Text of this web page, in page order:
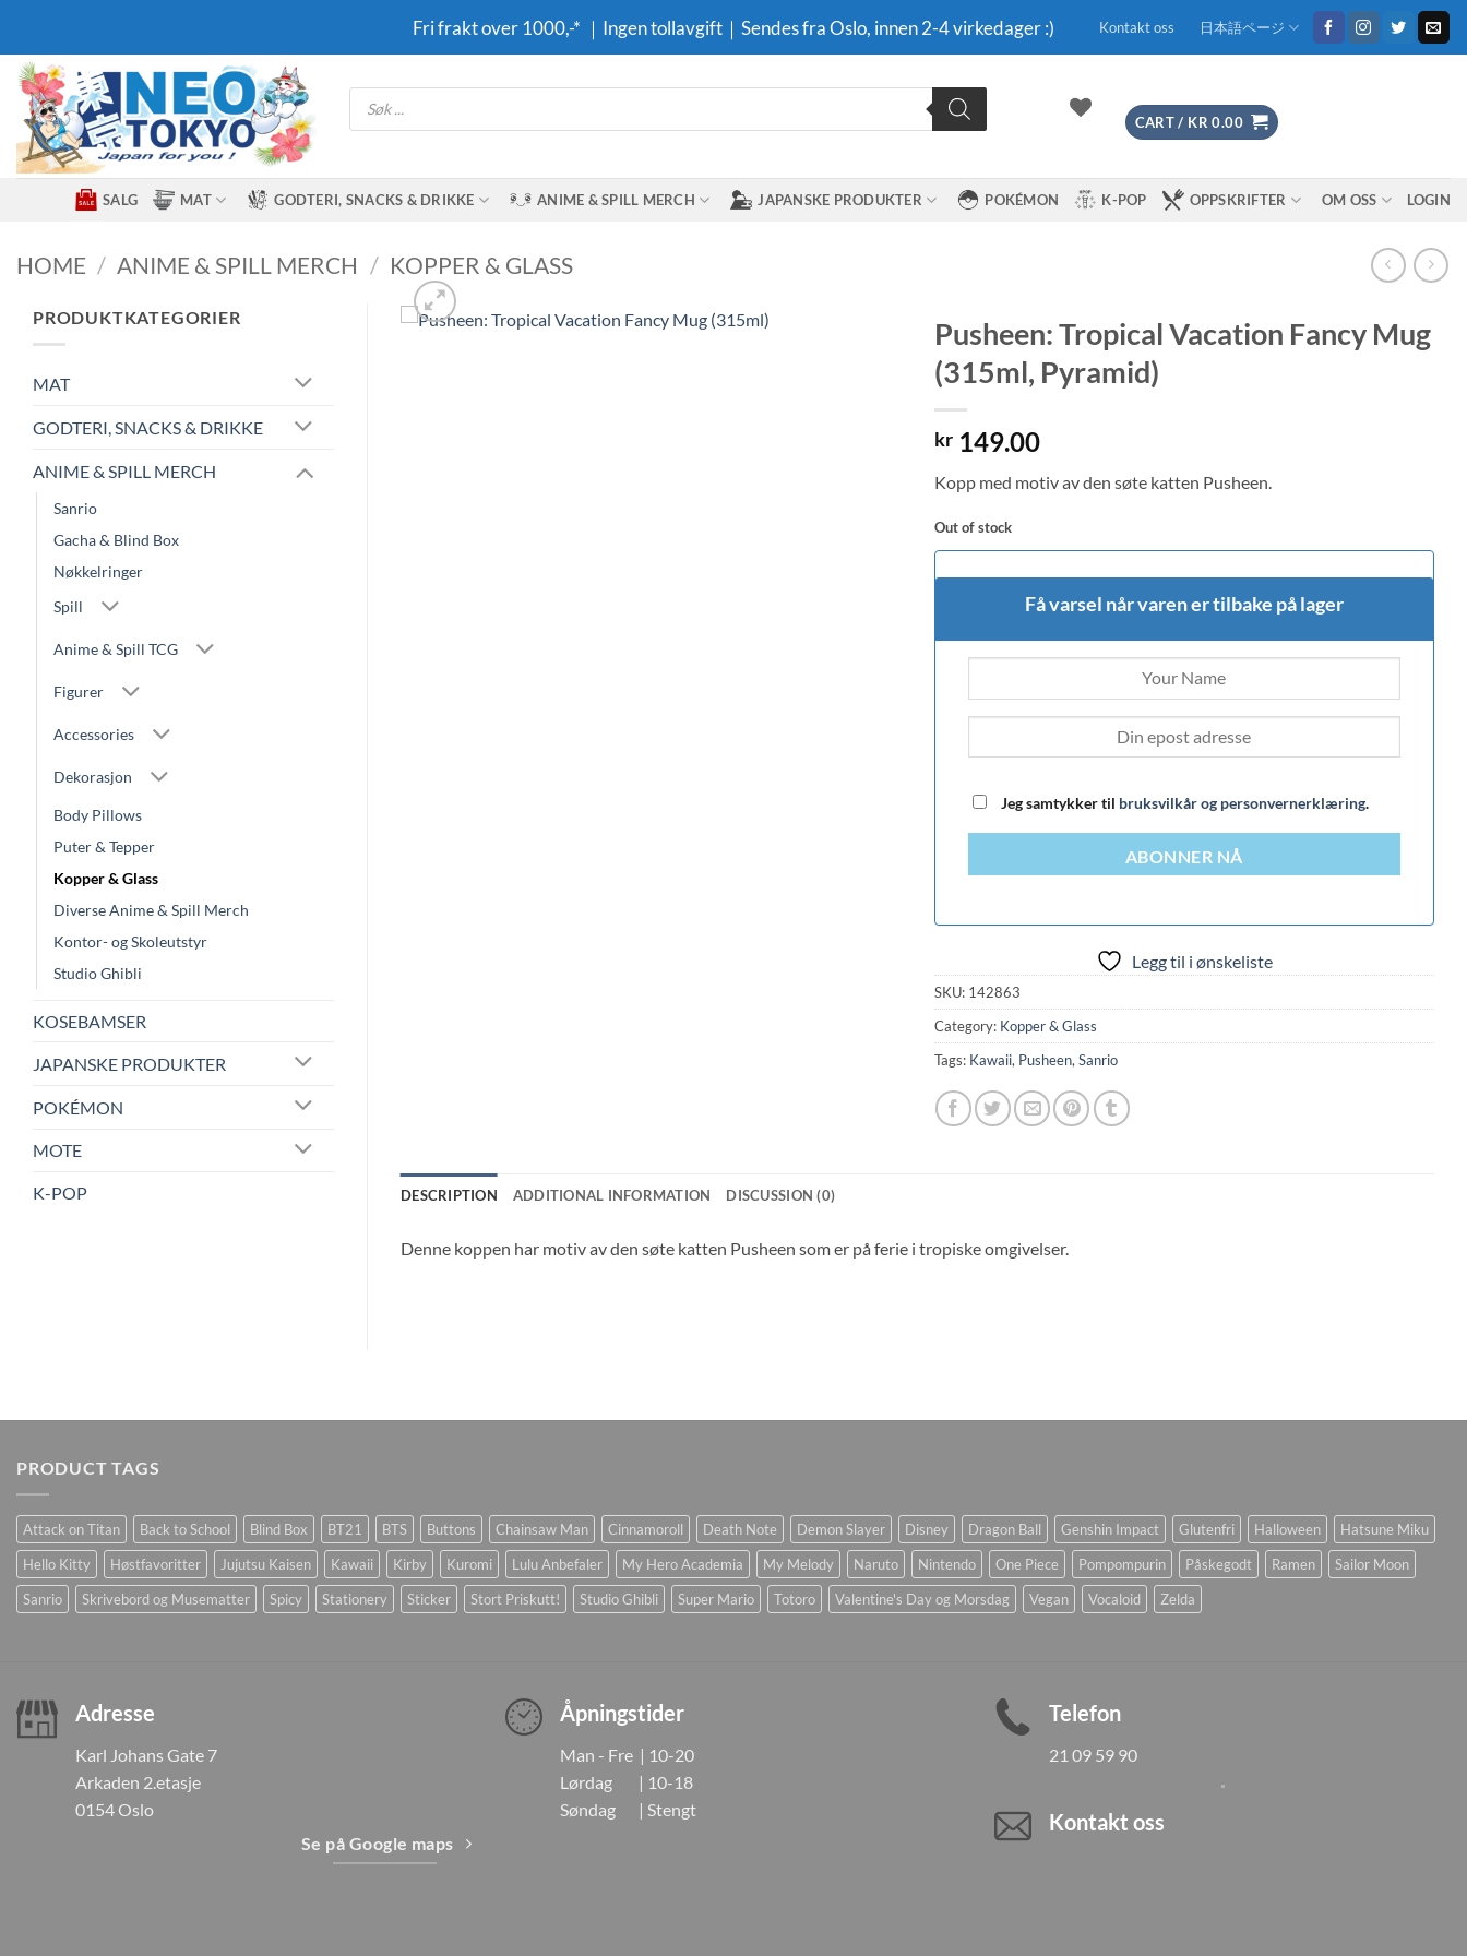
content
Fri frakt over 1000,-* ｜Ingen tollavgift｜Sendes fra Oslo, innen 2-4 virkedager :) Kontakt oss 日本語ページ
Products
search
CART / KR 0.00
SALG MAT GODTERI, SNACKS & DRIKKE ANIME & SPILL MERCH JAPANSKE PRODUKTER POKÉMON K-POP OPPSKRIFTER OM OSS LOGIN
HOME / ANIME & SPILL MERCH / KOPPER & GLASS
PRODUKTKATEGORIER
MAT
GODTERI, SNACKS & DRIKKE
ANIME & SPILL MERCH
Sanrio
Gacha & Blind Box
Nøkkelringer
Spill
Anime & Spill TCG
Figurer
Accessories
Dekorasjon
Body Pillows
Puter & Tepper
Kopper & Glass
Diverse Anime & Spill Merch
Kontor- og Skoleutstyr
Studio Ghibli
KOSEBAMSER
JAPANSKE PRODUKTER
POKÉMON
MOTE
K-POP
Pusheen: Tropical Vacation Fancy Mug
(315ml, Pyramid)
kr149.00
Kopp med motiv av den søte katten Pusheen.
Out of stock
Få varsel når varen er tilbake på lager
Jeg samtykker til bruksvilkår og personvernerklæring.
ABONNER NÅ
Legg til i ønskeliste
SKU: 142863
Category: Kopper & Glass
Tags: Kawaii, Pusheen,Sanrio
DESCRIPTION ADDITIONAL INFORMATION DISCUSSION (0)
Denne koppen har motiv av den søte katten Pusheen som er på ferie i tropiske omgivelser.
PRODUCT TAGS
Attack on Titan Back to School Blind Box BT21 BTS Buttons Chainsaw Man Cinnamoroll Death Note Demon Slayer Disney Dragon Ball Genshin Impact Glutenfri Halloween
Hatsune Miku
Hello Kitty
Høstfavoritter Jujutsu Kaisen Kawaii Kirby Kuromi Lulu Anbefaler My Hero Academia My Melody Naruto Nintendo One Piece Pompompurin Påskegodt Ramen
Sailor Moon
Sanrio
Skrivebord og Musematter Spicy Stationery Sticker Stort Priskutt! Studio Ghibli Super Mario Totoro Valentine's Day og Morsdag Vegan Vocaloid Zelda
Adresse
Karl Johans Gate 7
Arkaden 2.etasje
0154 Oslo
Se på Google maps
Åpningstider
Man - Fre | 10-20
Lørdag | 10-18
Søndag | Stengt
Telefon
21 09 59 90
Kontakt oss